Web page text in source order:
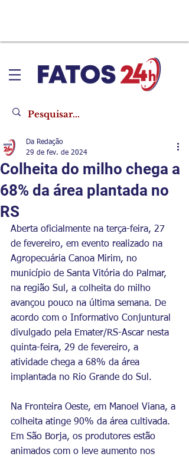
Colheita do milho chega a
68% da área plantada no
RS
Da Redação
29 de fev. de 2024
Aberta oficialmente na terça-feira, 27
de fevereiro, em evento realizado na
Agropecuária Canoa Mirim, no
município de Santa Vitória do Palmar,
na região Sul, a colheita do milho
avançou pouco na última semana. De
acordo com o Informativo Conjuntural
divulgado pela Emater/RS-Ascar nesta
quinta-feira, 29 de fevereiro, a
atividade chega a 68% da área
implantada no Rio Grande do Sul.
Na Fronteira Oeste, em Manoel Viana, a
colheita atinge 90% da área cultivada.
Em São Borja, os produtores estão
animados com o leve aumento nos